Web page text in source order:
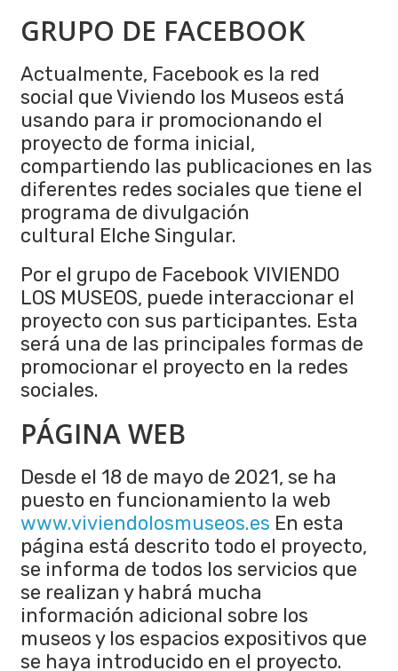
GRUPO DE FACEBOOK
Actualmente, Facebook es la red
social que Viviendo los Museos está
usando para ir promocionando el
proyecto de forma inicial,
compartiendo las publicaciones en las
diferentes redes sociales que tiene el
programa de divulgación
cultural Elche Singular.
Por el grupo de Facebook VIVIENDO
LOS MUSEOS, puede interaccionar el
proyecto con sus participantes. Esta
será una de las principales formas de
promocionar el proyecto en la redes
sociales.
PÁGINA WEB
Desde el 18 de mayo de 2021, se ha
puesto en funcionamiento la web
www.viviendolosmuseos.es En esta
página está descrito todo el proyecto,
se informa de todos los servicios que
se realizan y habrá mucha
información adicional sobre los
museos y los espacios expositivos que
se haya introducido en el proyecto.